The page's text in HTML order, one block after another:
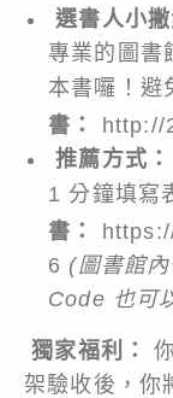
選書人小
專業的圖書
本書囉！避
書：
http://
推薦方式：
1 分鐘填寫
書：
6 (圖書館
Code 也可
獨家福利：
架驗收後，你